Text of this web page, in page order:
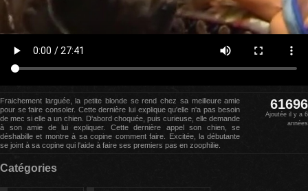
Fraichement larguée, la petite blonde se rend chez sa meilleure amie
pour se faire consoler. Cette dernière lui explique qu'elle n'a pas besoin
de mec si elle a un chien. D'abord choquée, puis curieuse, elle demande
à son amie de lui expliquer. Cette dernière appel son chien, se
déshabille et montre à sa copine comment faire. Excitée, la débutante
se joint à sa copine qui l'aide à faire ses premiers pas en zoophilie.
61696
Ajoutée il y a 6
années
Catégories